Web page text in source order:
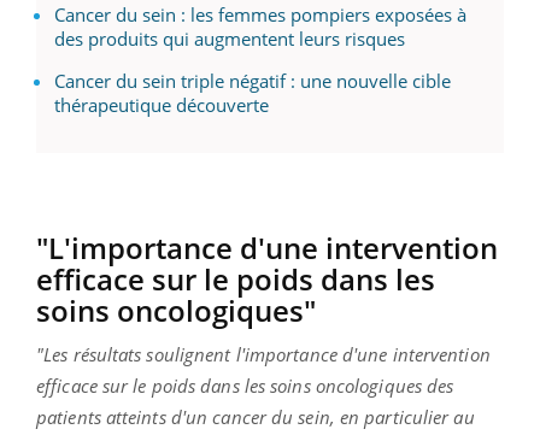
Cancer du sein : les femmes pompiers exposées à
des produits qui augmentent leurs risques
Cancer du sein triple négatif : une nouvelle cible
thérapeutique découverte
"L'importance d'une intervention
efficace sur le poids dans les
soins oncologiques"
"Les résultats soulignent l'importance d'une intervention
efficace sur le poids dans les soins oncologiques des
patients atteints d'un cancer du sein, en particulier au